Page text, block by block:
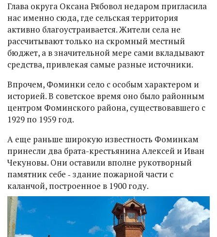
Глава округа Оксана Рябовол недаром пригласила
нас именно сюда, где сельская территория
активно благоустраивается. Жители села не
рассчитывают только на скромный местный
бюджет, а в значительной мере сами вкладывают
средства, привлекая самые разные источники.
Впрочем, Фоминки село с особым характером и
историей. В советское время оно было районным
центром Фоминского района, существовавшего с
1929 по 1959 год.
А еще раньше широкую известность Фоминкам
принесли два брата-крестьянина Алексей и Иван
Чекуновы. Они оставили вполне рукотворный
памятник себе ‑ здание пожарной части с
каланчой, построенное в 1900 году.